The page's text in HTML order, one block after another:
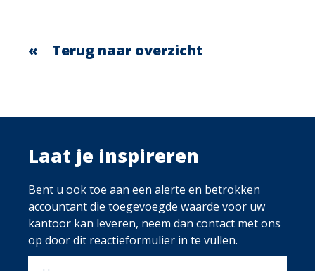
Terug naar overzicht
Laat je inspireren
Bent u ook toe aan een alerte en betrokken
accountant die toegevoegde waarde voor uw
kantoor kan leveren, neem dan contact met ons
op door dit reactieformulier in te vullen.